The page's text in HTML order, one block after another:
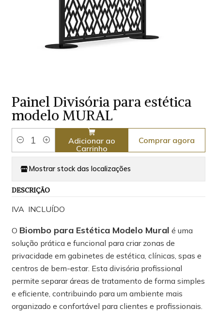
Painel Divisória para estética
modelo MURAL
Quantidade
Adicionar ao
Carrinho
Comprar agora
Mostrar stock das localizações
DESCRIÇÃO
IVA INCLUÍDO
O Biombo para Estética Modelo Mural é uma
solução prática e funcional para criar zonas de
privacidade em gabinetes de estética, clínicas, spas e
centros de bem-estar. Esta divisória profissional
permite separar áreas de tratamento de forma simples
e eficiente, contribuindo para um ambiente mais
organizado e confortável para clientes e profissionais.